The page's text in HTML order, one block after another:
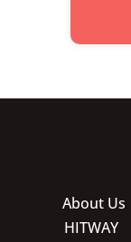
About Us
HITWAY